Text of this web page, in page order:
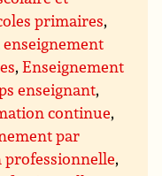
primaires,
enseignement
,Enseignement
enseignant,
continue,
par
,